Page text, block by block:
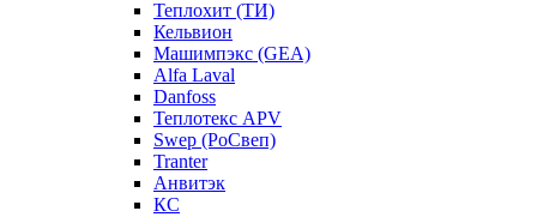
Теплохит (ТИ)
Кельвион
Машимпэкс (GEA)
Alfa Laval
Danfoss
Теплотекс APV
Swep (РоСвеп)
Tranter
Анвитэк
КС